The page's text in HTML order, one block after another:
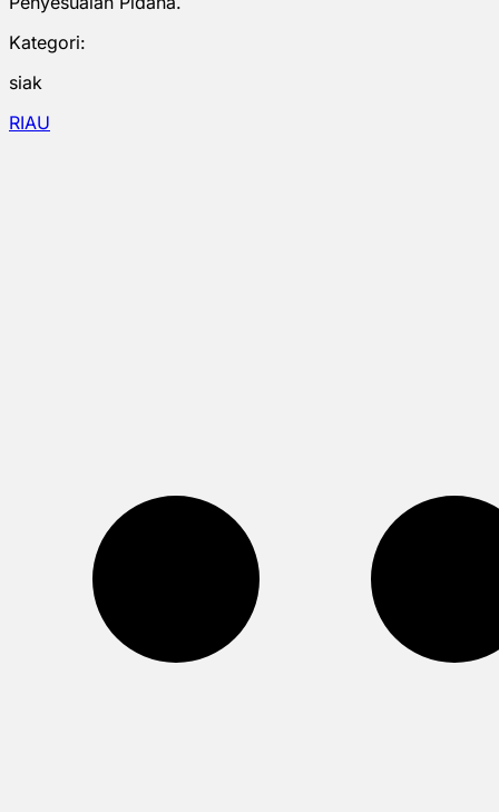
Kategori:
siak
RIAU